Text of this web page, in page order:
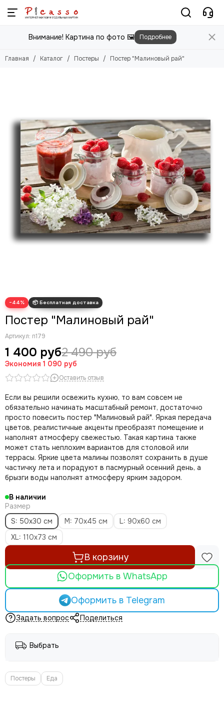
Постеры
Смотреть все товары
Еда
Этника
Техника
Для детей
Для мужчин
Игры
Фильмы, Мультфильмы
Спорт
Космос
Современные картины
Скрудж Макдак
Волк с Уолл Стрит
Внимание! Картина по фото 🖼️ Подробнее
Главная Каталог Постеры Постер "Малиновый рай"
−44%
Постер "Малиновый рай"
Артикул: п179
1 400 руб2 490 руб
Экономия 1 090 руб
Оставить отзыв
Если вы решили освежить кухню, то вам совсем не
обязательно начинать масштабный ремонт, достаточно
просто повесить постер "Малиновый рай". Яркая передача
цветов, реалистичные акценты преобразят помещение и
наполнят атмосферу свежестью. Такая картина также
может стать неплохим вариантов для столовой или
террасы. Яркие цвета малины позволят сохранить в душе
частичку лета и порадуют в пасмурный осенний день, а
брызги воды наполнят атмосферу ярким задором.
В наличии
Размер
S: 50х30 см
M: 70х45 см
L: 90х60 см
XL: 110х73 см
В корзину
Оформить в WhatsApp
Оформить в Telegram
Задать вопрос Поделиться
Выбрать
Постеры Еда